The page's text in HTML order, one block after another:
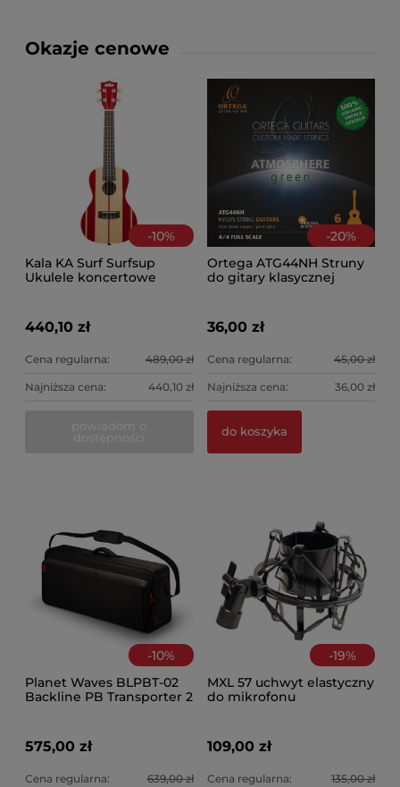
Okazje cenowe
-10%
Kala KA Surf Surfsup
Ukulele koncertowe
440,10 zł
Cena regularna: 489,00 zł
Najniższa cena: 440,10 zł
-20%
Ortega ATG44NH Struny
do gitary klasycznej
36,00 zł
Cena regularna: 45,00 zł
Najniższa cena: 36,00 zł
do koszyka
-10%
Planet Waves BLPBT-02
Backline PB Transporter 2
575,00 zł
Cena regularna: 639,00 zł
-19%
MXL 57 uchwyt elastyczny
do mikrofonu
109,00 zł
Cena regularna: 135,00 zł